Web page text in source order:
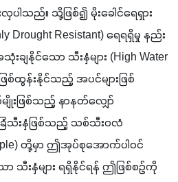
ပါသည်။ သို့ဖြစ်၍ မိုးခေါင်ရေရှား
Drought Resistant) ရေရရှိမှု နည်း
ချနိုင်သော သီးနှံများ (High Water
ြစ်ထွန်းနိုင်သည့် အပင်များဖြစ်
းဖြစ်သည့် နာနတ်လျှော်
ခြံသီးနှံဖြစ်သည့် သစ်သီးဝလံ
တို့မှာ ဤအုပ်စုအောက်ပါဝင်
သီးနှံများ ရရှိနိုင်ရန် ဤဖြစ်စဉ်ကို